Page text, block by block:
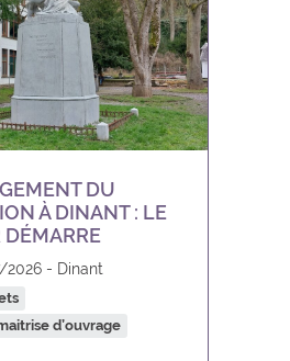
maitrise d’ouvrage
économique
DU
À DINANT : LE
2026 Dinant
d’ouvrage